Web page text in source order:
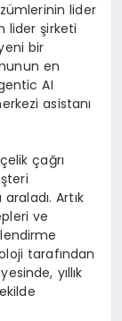
lider
lider şirketi
bir
en
AI
asistanı
çağrı
Artık
ve
tarafından
yıllık